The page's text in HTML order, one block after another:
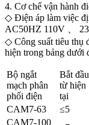
4. Cơ chế vận hành
◇ Điện áp làm việc
AC50HZ 110V 、
◇ Công suất tiêu thụ
hiện trong bảng dưới
Bộ ngắt
mạch phân
phối điện
Bắt đầu
từ hiện
tại
CAM7-63
≤5
CAM7-100